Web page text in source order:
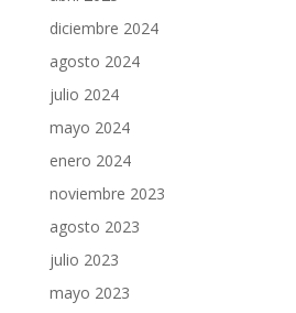
diciembre 2024
agosto 2024
julio 2024
mayo 2024
enero 2024
noviembre 2023
agosto 2023
julio 2023
mayo 2023